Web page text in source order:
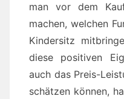
man vor dem
machen, welchen
Kindersitz
diese positiven
auch das Preis-
schätzen können,